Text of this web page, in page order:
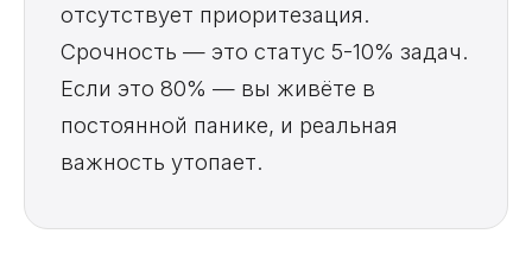
отсутствует приоритезация.
Срочность — это статус 5-10% задач.
Если это 80% — вы живёте в
постоянной панике, и реальная
важность утопает.